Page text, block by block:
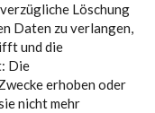
Löschung
Daten zu verlangen,
und die
Die
erhoben oder
nicht mehr